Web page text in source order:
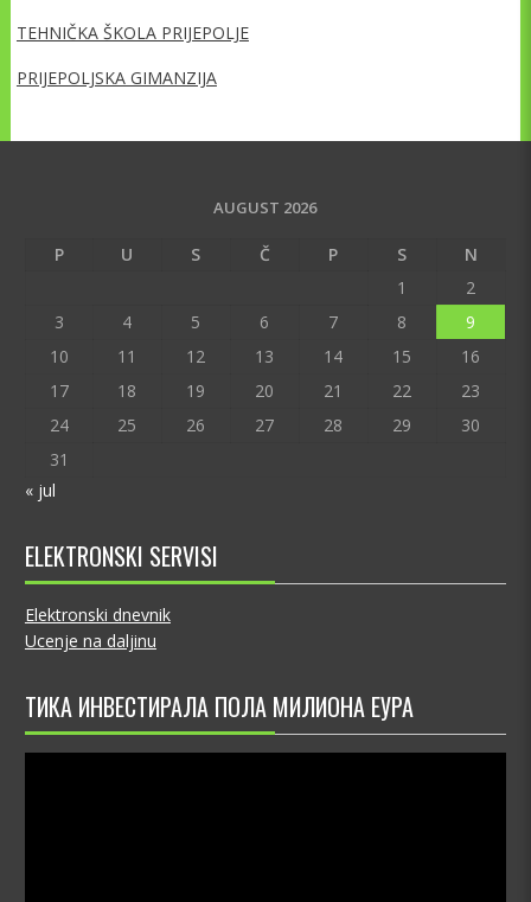
TEHNIČKA ŠKOLA PRIJEPOLJE
PRIJEPOLJSKA GIMANZIJA
AUGUST 2026
P U S Č P S
N
1
2
3
4 5 6 7 8
9
10
11 12 13 14 15
16
17
18 19 20 21 22
23
24
25 26 27 28 29
30
31
« jul
ELEKTRONSKI SERVISI
Elektronski dnevnik
Ucenje na daljinu
ТИКА ИНВЕСТИРАЛА ПОЛА МИЛИОНА ЕУРА